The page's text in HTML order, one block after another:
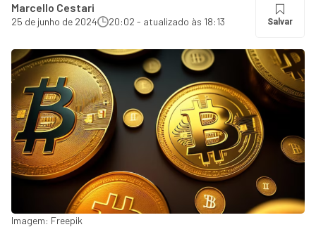
Marcello Cestari
25 de junho de 2024 20:02 - atualizado às 18:13 Salvar
Imagem: Freepik